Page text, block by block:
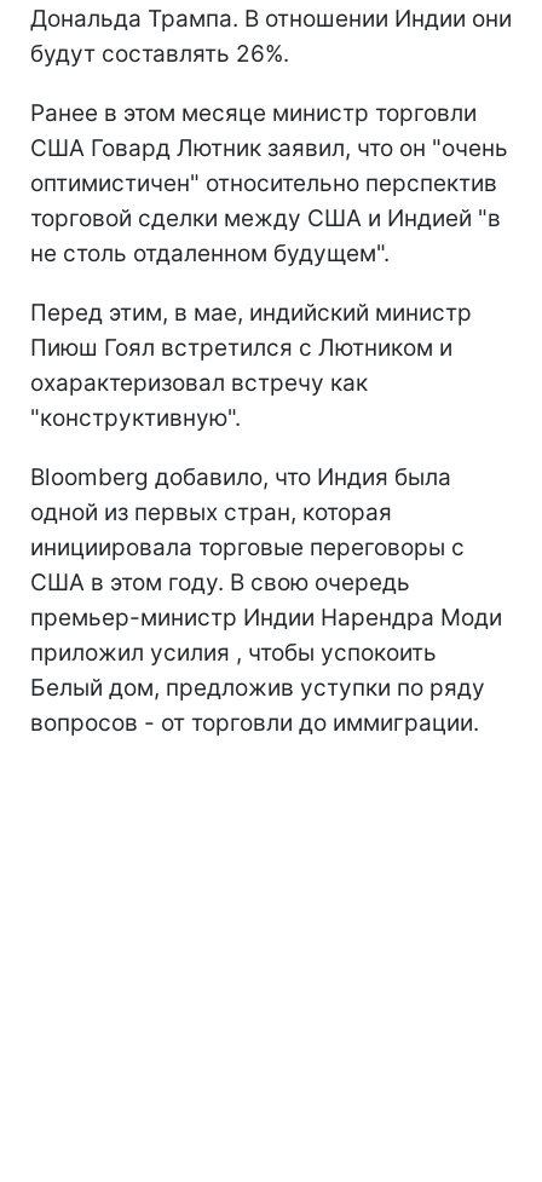
Дональда Трампа. В отношении Индии они
будут составлять 26%.
Ранее в этом месяце министр торговли
США Говард Лютник заявил, что он "очень
оптимистичен" относительно перспектив
торговой сделки между США и Индией "в
не столь отдаленном будущем".
Перед этим, в мае, индийский министр
Пиюш Гоял встретился с Лютником и
охарактеризовал встречу как
"конструктивную".
Bloomberg добавило, что Индия была
одной из первых стран, которая
инициировала торговые переговоры с
США в этом году. В свою очередь
премьер-министр Индии Нарендра Моди
приложил усилия , чтобы успокоить
Белый дом, предложив уступки по ряду
вопросов - от торговли до иммиграции.